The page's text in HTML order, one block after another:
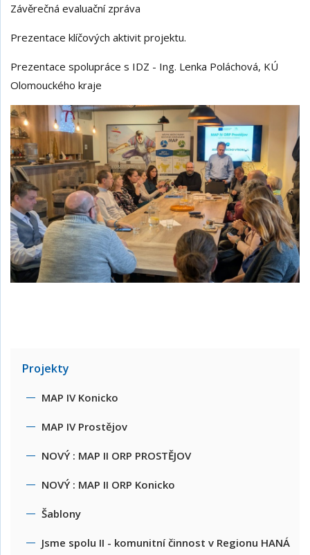
Závěrečná evaluační zpráva
Prezentace klíčových aktivit projektu.
Prezentace spolupráce s IDZ - Ing. Lenka Poláchová, KÚ
Olomouckého kraje
Projekty
MAP IV Konicko
MAP IV Prostějov
NOVÝ : MAP II ORP PROSTĚJOV
NOVÝ : MAP II ORP Konicko
Šablony
Jsme spolu II - komunitní činnost v Regionu HANÁ